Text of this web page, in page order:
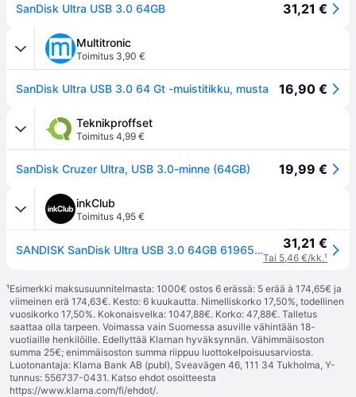
SanDisk Ultra USB 3.0 64GB 31,21 €
Multitronic
Toimitus 3,90 €
SanDisk Ultra USB 3.0 64 Gt -muistitikku, musta 16,90 €
Teknikproffset
Toimitus 4,99 €
SanDisk Cruzer Ultra, USB 3.0-minne (64GB) 19,99 €
inkClub
Toimitus 4,95 €
SANDISK SanDisk Ultra USB 3.0 64GB 619659102197 Vastaa: N/A 31,21 €
Tai 5,46 €/kk.¹
¹Esimerkki maksusuunnitelmasta: 1000€ ostos 6 erässä: 5 erää à 174,65€ ja
viimeinen erä 174,63€. Kesto: 6 kuukautta. Nimelliskorko 17,50%, todellinen
vuosikorko 17,50%. Kokonaisvelka: 1047,88€. Korko: 47,88€. Talletus
saattaa olla tarpeen. Voimassa vain Suomessa asuville vähintään 18-
vuotiaille henkilöille. Edellyttää Klarnan hyväksynnän. Vähimmäisoston
summa 25€; enimmäisoston summa riippuu luottokelpoisuusarviosta.
Luotonantaja: Klarna Bank AB (publ), Sveavägen 46, 111 34 Tukholma, Y-
tunnus: 556737-0431. Katso ehdot osoitteesta
https://www.klarna.com/fi/ehdot/.